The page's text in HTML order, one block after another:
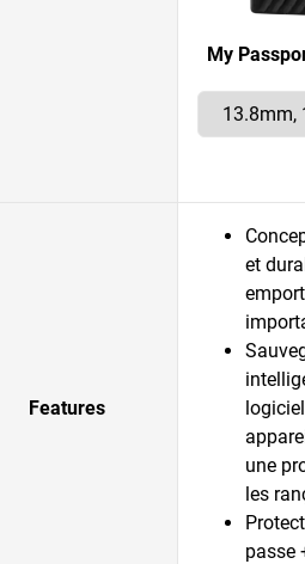
My
Features
et
une
les
passe